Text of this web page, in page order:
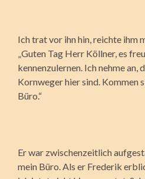
Ich trat vor ihn hin, reichte ihm
„Guten Tag Herr Köllner, es
kennenzulernen. Ich nehme an,
Kornweger hier sind. Kommen
Büro.“
Er war zwischenzeitlich
mein Büro. Als er Frederik